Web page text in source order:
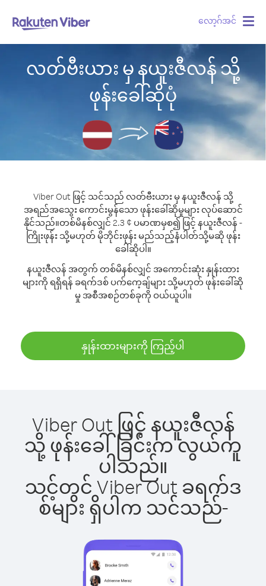
လော့ဂ်အင်
လတ်ဗီးယား မှ နယူးဇီလန် သို့
ဖုန်းခေါ်ဆိုပုံ
Viber Out ဖြင့် သင်သည် လတ်ဗီးယား မှ နယူးဇီလန် သို့
အရည်အသွေး ကောင်းမွန်သော ဖုန်းခေါ်ဆိုမှုများ လုပ်ဆောင်
နိုင်သည်။တစ်မိနစ်လျှင် 2.3 ¢ ပမာဏမှစ၍ ဖြင့် နယူးဇီလန် -
ကြိုးဖုန်း သို့မဟုတ် မိုဘိုင်းဖုန်း မည်သည့်နံပါတ်သို့မဆို ဖုန်း
ခေါ်ဆိုပါ။
နယူးဇီလန် အတွက် တစ်မိနစ်လျှင် အကောင်းဆုံး နှုန်းထား
များကို ရရှိရန် ခရက်ဒစ် ပက်ကေ့ချ်များ သို့မဟုတ် ဖုန်းခေါ်ဆို
မှု အစီအစဉ်တစ်ခုကို ဝယ်ယူပါ။
နှုန်းထားများကို ကြည့်ပါ
Viber Out ဖြင့် နယူးဇီလန်
သို့ ဖုန်းခေါ်ခြင်းက လွယ်ကူ
ပါသည်။
သင့်တွင် Viber Out ခရက်ဒ
စ်များ ရှိပါက သင်သည်-